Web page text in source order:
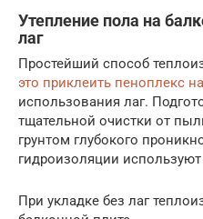
Утепление пола на
лаг
Простейший способ
это приклеить пеноплекс на
использования лаг.
тщательной очистки от
грунтом глубокого
гидроизоляции
При укладке без лаг